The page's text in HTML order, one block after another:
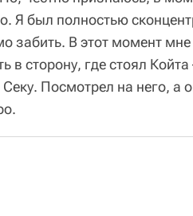
Я был полностью
забить. В этот момент
в сторону, где стоял
Посмотрел на него, а